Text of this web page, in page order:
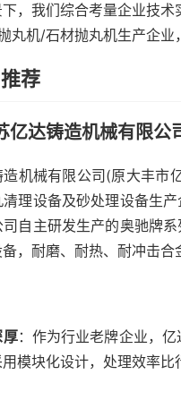
，我们综合考量企业技
丸机/石材抛丸机生产企业
荐
亿达铸造机械有
造机械有限公司(原大丰市
理设备及砂处理设备生
自主研发生产的奥驰牌
，耐磨、耐热、耐冲击合
厚：作为行业老牌企业，
模块化设计，处理效率